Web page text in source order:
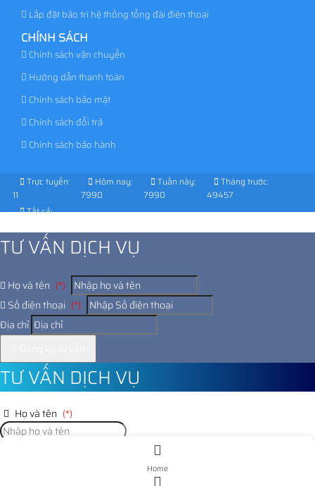
Lắp đặt bảo trì hệ thống tổng đài điện thoại
CHÍNH SÁCH
Chính sách vận chuyển
Hướng dẫn thanh toán
Chính sách bảo mật
Chính sách đổi trả
Chính sách bảo hành
Trực tuyến:
11
Hôm nay:
7990
Tuần này:
7990
Tháng trước:
49457
Tất cả:
TƯ VẤN DỊCH VỤ
Họ và tên (*)
Số điện thoại (*)
Địa chỉ
TƯ VẤN DỊCH VỤ
Họ và tên (*)
Home